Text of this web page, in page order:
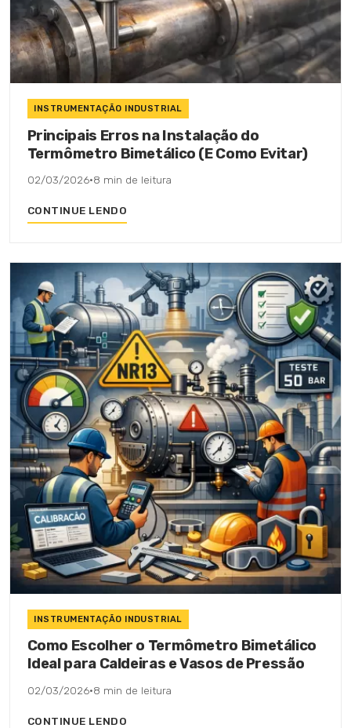
INSTRUMENTAÇÃO INDUSTRIAL
Principais Erros na Instalação do
Termômetro Bimetálico (E Como Evitar)
02/03/2026·8 min de leitura
CONTINUE LENDO
INSTRUMENTAÇÃO INDUSTRIAL
Como Escolher o Termômetro Bimetálico
Ideal para Caldeiras e Vasos de Pressão
02/03/2026·8 min de leitura
CONTINUE LENDO